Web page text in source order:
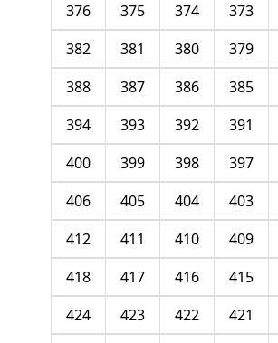
373
374
375
376
379
380
381
382
385
386
387
388
391
392
393
394
397
398
399
400
403
404
405
406
409
410
411
412
415
416
417
418
421
422
423
424